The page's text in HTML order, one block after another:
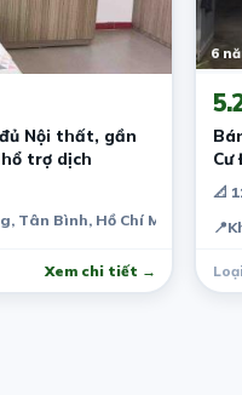
Nội thất, gần
trợ dịch
Tân Bình, Hồ Chí Minh, Việt
Xem chi tiết →
6
Cư
📐
📍